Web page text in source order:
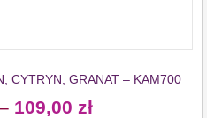
CYTRYN, GRANAT – KAM700
109,00 zł